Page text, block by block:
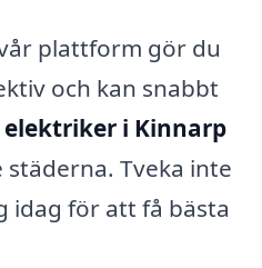
plattform gör du
och kan snabbt
elektriker i Kinnarp
Tveka inte
idag för att få bästa